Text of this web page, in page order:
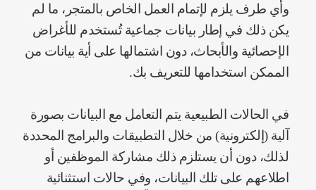
وأي طرف يلزم لإتمام العمل الخاص بالمتجر، ما لم
يكن ذلك في إطار بيانات جماعية تُستخدم للأغراض
الإحصائية والأبحاث، دون اشتمالها على أية بيانات من
الممكن استخدامها للتعريف بك.
في الحالات الطبيعية يتم التعامل مع البيانات بصورة
آلية (إلكترونية) من خلال التطبيقات والبرامج المحددة
لذلك، دون أن يستلزم ذلك مشاركة الموظفين أو
اطلاعهم على تلك البيانات، وفي حالات استثنائية